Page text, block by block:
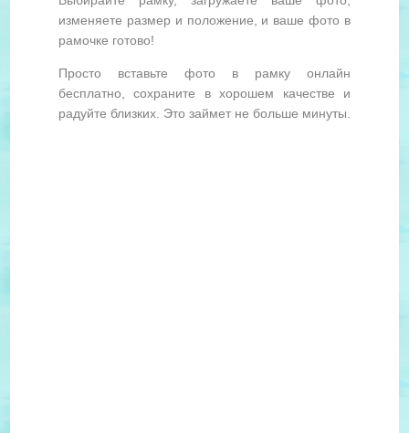
изменяете размер и положение, и ваше фото в
рамочке готово!
Просто вставьте фото в рамку онлайн
бесплатно, сохраните в хорошем качестве и
радуйте близких. Это займет не больше минуты.